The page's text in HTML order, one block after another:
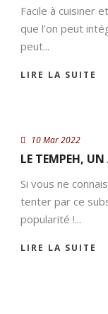
Facile à cuisiner
que l’on peut
peut...
LIRE LA SUITE
10 Mar 2022
LE TEMPEH,
Si vous ne
tenter par ce
popularité !...
LIRE LA SUITE